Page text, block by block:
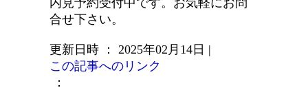
内見予約受付中です。お気軽にお問
合せ下さい。
更新日時 ： 2025年02月14日 |
この記事へのリンク
：